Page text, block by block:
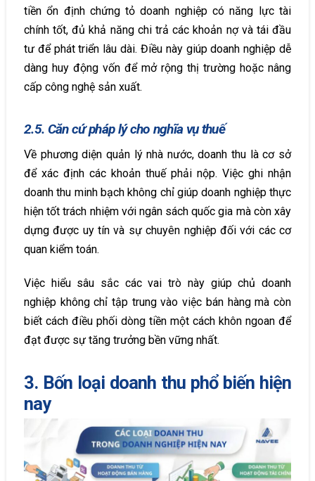
tiền ổn định chứng tỏ doanh nghiệp có năng lực tài
chính tốt, đủ khả năng chi trả các khoản nợ và tái đầu
tư để phát triển lâu dài. Điều này giúp doanh nghiệp dễ
dàng huy động vốn để mở rộng thị trường hoặc nâng
cấp công nghệ sản xuất.
2.5. Căn cứ pháp lý cho nghĩa vụ thuế
Về phương diện quản lý nhà nước, doanh thu là cơ sở
để xác định các khoản thuế phải nộp. Việc ghi nhận
doanh thu minh bạch không chỉ giúp doanh nghiệp thực
hiện tốt trách nhiệm với ngân sách quốc gia mà còn xây
dựng được uy tín và sự chuyên nghiệp đối với các cơ
quan kiểm toán.
Việc hiểu sâu sắc các vai trò này giúp chủ doanh
nghiệp không chỉ tập trung vào việc bán hàng mà còn
biết cách điều phối dòng tiền một cách khôn ngoan để
đạt được sự tăng trưởng bền vững nhất.
3. Bốn loại doanh thu phổ biến hiện
nay